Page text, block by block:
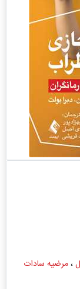
،مرضیه سادات